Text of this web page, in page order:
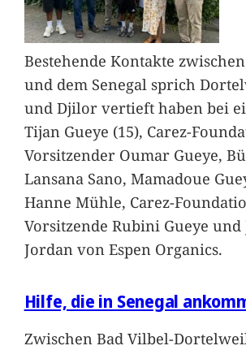
Bestehende Kontakte
und dem Senegal sprich
und Djilor vertieft haben bei
Tijan Gueye (15), Carez-
Vorsitzender Oumar Gueye,
Lansana Sano, Mamadoue
Hanne Mühle, Carez-
Vorsitzende Rubini Gueye und
Jordan von Espen Organics.
Hilfe, die in Senegal
Zwischen Bad Vilbel-